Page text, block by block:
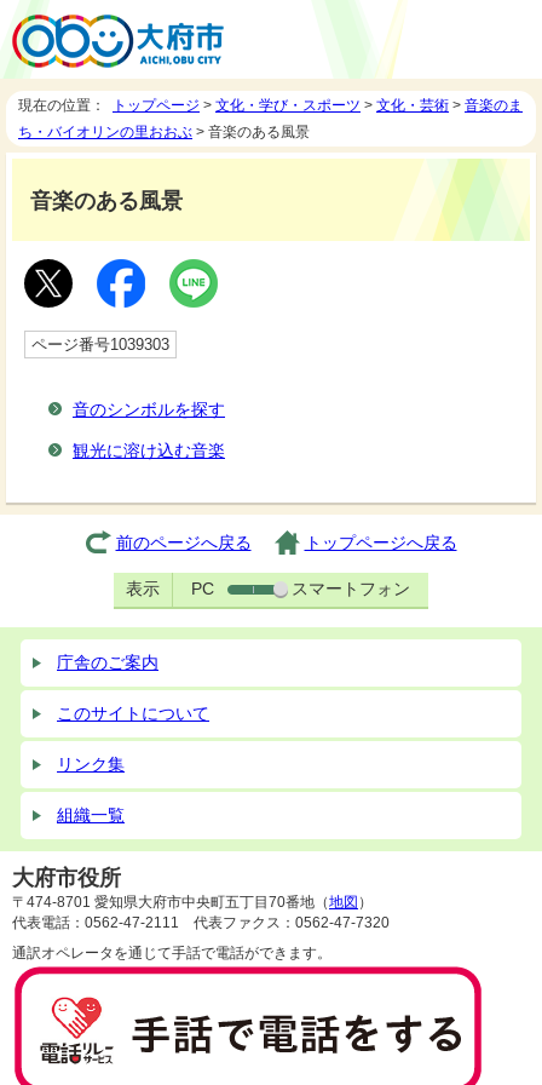
現在の位置： トップページ > 文化・学び・スポーツ > 文化・芸術 > 音楽のま
ち・バイオリンの里おおぶ > 音楽のある風景
音楽のある風景
ページ番号1039303
音のシンボルを探す
観光に溶け込む音楽
前のページへ戻る トップページへ戻る
表示 PC スマートフォン
庁舎のご案内
このサイトについて
リンク集
組織一覧
大府市役所
〒474-8701 愛知県大府市中央町五丁目70番地（地図 ）
代表電話：0562-47-2111 代表ファクス：0562-47-7320
通訳オペレータを通じて手話で電話ができます。